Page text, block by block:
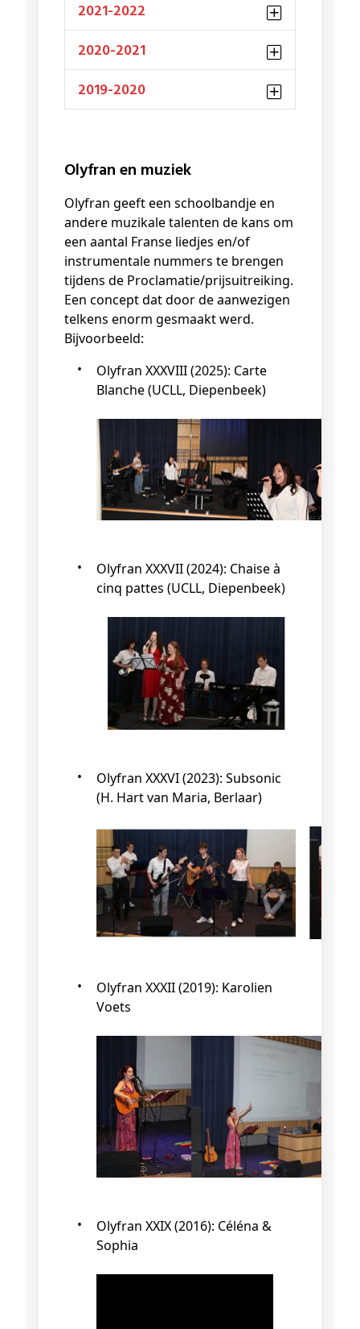
2021-2022
2020-2021
2019-2020
Olyfran en muziek
Olyfran geeft een schoolbandje en
andere muzikale talenten de kans om
een aantal Franse liedjes en/of
instrumentale nummers te brengen
tijdens de Proclamatie/prijsuitreiking.
Een concept dat door de aanwezigen
telkens enorm gesmaakt werd.
Bijvoorbeeld:
Olyfran XXXVIII (2025): Carte
Blanche (UCLL, Diepenbeek)
Olyfran XXXVII (2024): Chaise à
cinq pattes (UCLL, Diepenbeek)
Olyfran XXXVI (2023): Subsonic
(H. Hart van Maria, Berlaar)
Olyfran XXXII (2019): Karolien
Voets
Olyfran XXIX (2016): Céléna &
Sophia